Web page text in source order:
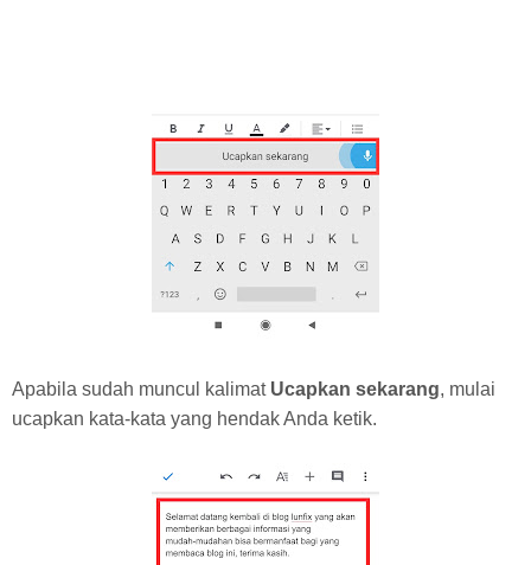
Apabila sudah muncul kalimat Ucapkan sekarang, mulai
ucapkan kata-kata yang hendak Anda ketik.